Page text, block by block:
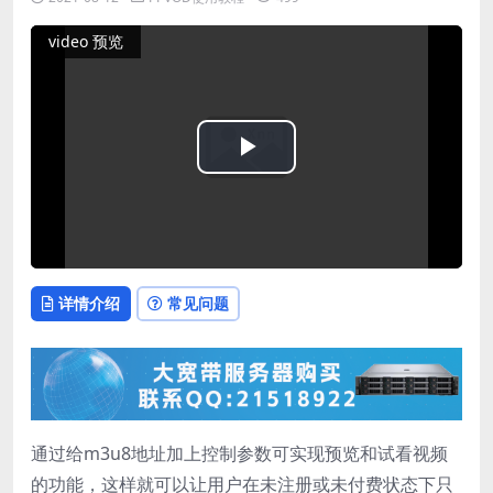
video 预览
Play
详情介绍 常见问题
通过给m3u8地址加上控制参数可实现预览和试看视频
的功能，这样就可以让用户在未注册或未付费状态下只